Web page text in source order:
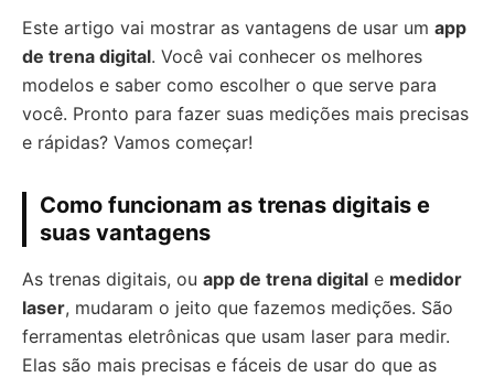
Este artigo vai mostrar as vantagens de usar um app
de trena digital. Você vai conhecer os melhores
modelos e saber como escolher o que serve para
você. Pronto para fazer suas medições mais precisas
e rápidas? Vamos começar!
Como funcionam as trenas digitais e
suas vantagens
As trenas digitais, ou app de trena digital e medidor
laser, mudaram o jeito que fazemos medições. São
ferramentas eletrônicas que usam laser para medir.
Elas são mais precisas e fáceis de usar do que as